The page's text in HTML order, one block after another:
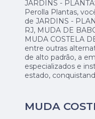
JARDINS -
Perolla Plantas,
de JARDINS -
RJ, MUDA DE
MUDA COSTELA
entre outras
de alto padrão, a
especializados e
estado,
MUDA